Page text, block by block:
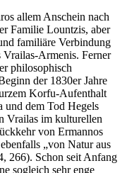
allem Anschein nach
Familie Lountzis, aber
familiäre Verbindung
Armenis. Ferner
philosophisch
der 1830er Jahre
Korfu-Aufenthalt
und dem Tod Hegels
Vrailas im kulturellen
von Ermannos
„von Natur aus
266). Schon seit Anfang
sogleich sehr enge